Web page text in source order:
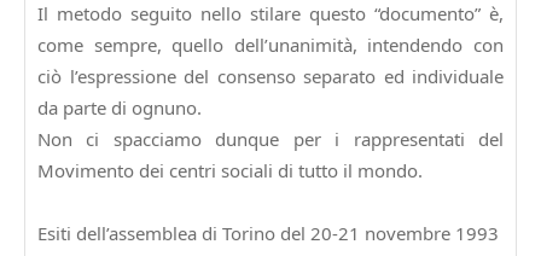
Il metodo seguito nello stilare questo “documento” è,
come sempre, quello dell’unanimità, intendendo con
ciò l’espressione del consenso separato ed individuale
da parte di ognuno.
Non ci spacciamo dunque per i rappresentati del
Movimento dei centri sociali di tutto il mondo.
Esiti dell’assemblea di Torino del 20-21 novembre 1993